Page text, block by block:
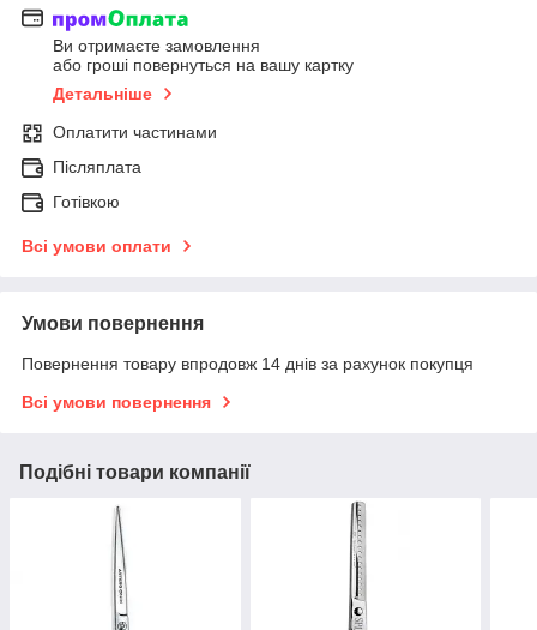
Ви отримаєте замовлення
або гроші повернуться на вашу картку
Детальніше
Оплатити частинами
Післяплата
Готівкою
Всі умови оплати
Умови повернення
Повернення товару впродовж 14 днів за рахунок покупця
Всі умови повернення
Подібні товари компанії